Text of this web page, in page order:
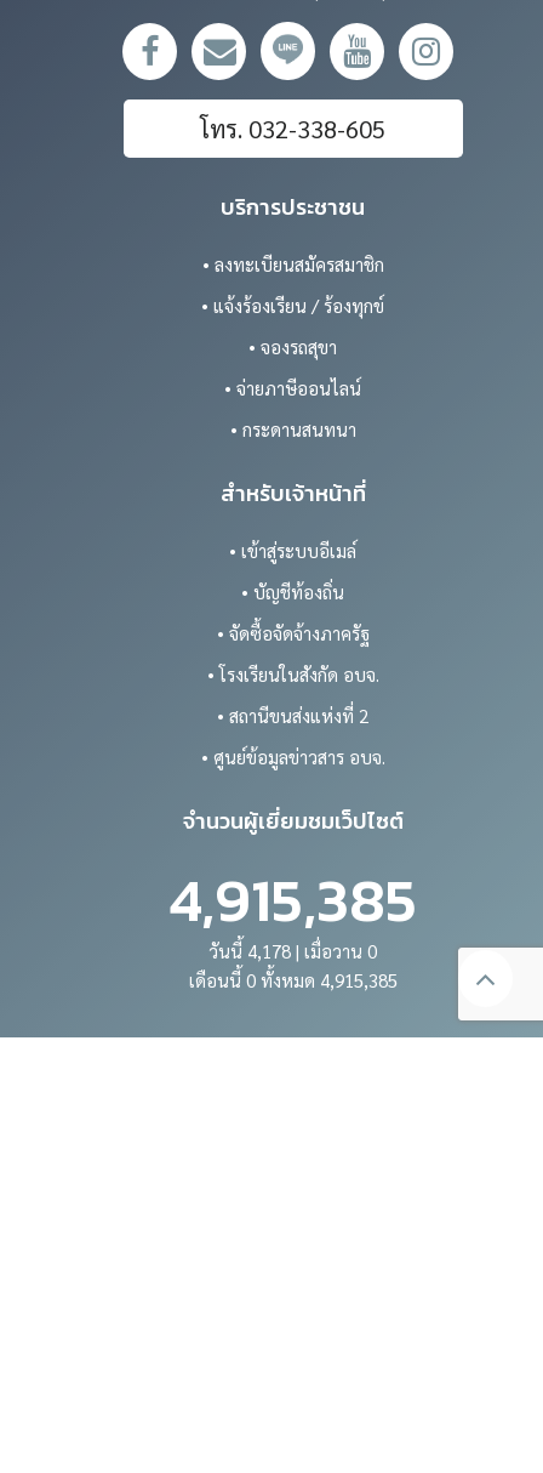
โทร. 032-338-605
บริการประชาชน
• ลงทะเบียนสมัครสมาชิก
• แจ้งร้องเรียน / ร้องทุกข์
• จองรถสุขา
• จ่ายภาษีออนไลน์
• กระดานสนทนา
สำหรับเจ้าหน้าที่
• เข้าสู่ระบบอีเมล์
• บัญชีท้องถิ่น
• จัดซื้อจัดจ้างภาครัฐ
• โรงเรียนในสังกัด อบจ.
• สถานีขนส่งแห่งที่ 2
• ศูนย์ข้อมูลข่าวสาร อบจ.
จำนวนผู้เยี่ยมชมเว็ปไซต์
4,915,385
วันนี้ 4,178 | เมื่อวาน 0
เดือนนี้ 0 ทั้งหมด 4,915,385